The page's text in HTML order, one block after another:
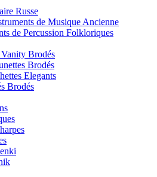
Russe
de Musique Ancienne
de Percussion Folkloriques
Vanity Brodés
Brodés
Elegants
Brodés